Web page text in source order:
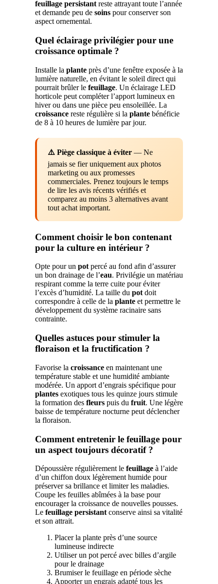
feuillage persistant reste attrayant toute l’année
et demande peu de soins pour conserver son
aspect ornemental.
Quel éclairage privilégier pour une
croissance optimale ?
Installe la plante près d’une fenêtre exposée à la
lumière naturelle, en évitant le soleil direct qui
pourrait brûler le feuillage. Un éclairage LED
horticole peut compléter l’apport lumineux en
hiver ou dans une pièce peu ensoleillée. La
croissance reste régulière si la plante bénéficie
de 8 à 10 heures de lumière par jour.
⚠️ Piège classique à éviter — Ne
jamais se fier uniquement aux photos
marketing ou aux promesses
commerciales. Prenez toujours le temps
de lire les avis récents vérifiés et
comparez au moins 3 alternatives avant
tout achat important.
Comment choisir le bon contenant
pour la culture en intérieur ?
Opte pour un potpercé au fond afin d’assurer
un bon drainage de l’eau. Privilégie un matériau
respirant comme la terre cuite pour éviter
l’excès d’humidité. La taille du potdoit
correspondre à celle de la plante et permettre le
développement du système racinaire sans
contrainte.
Quelles astuces pour stimuler la
floraison et la fructification ?
Favorise la croissance en maintenant une
température stable et une humidité ambiante
modérée. Un apport d’engrais spécifique pour
plantes exotiques tous les quinze jours stimule
la formation des fleurs puis du fruit. Une légère
baisse de température nocturne peut déclencher
la floraison.
Comment entretenir le feuillage pour
un aspect toujours décoratif ?
Dépoussière régulièrement le feuillage à l’aide
d’un chiffon doux légèrement humide pour
préserver sa brillance et limiter les maladies.
Coupe les feuilles abîmées à la base pour
encourager la croissance de nouvelles pousses.
Le feuillage persistant conserve ainsi sa vitalité
et son attrait.
Placer la plante près d’une source
lumineuse indirecte
Utiliser un pot percé avec billes d’argile
pour le drainage
Brumiser le feuillage en période sèche
Apporter un engrais adapté tous les